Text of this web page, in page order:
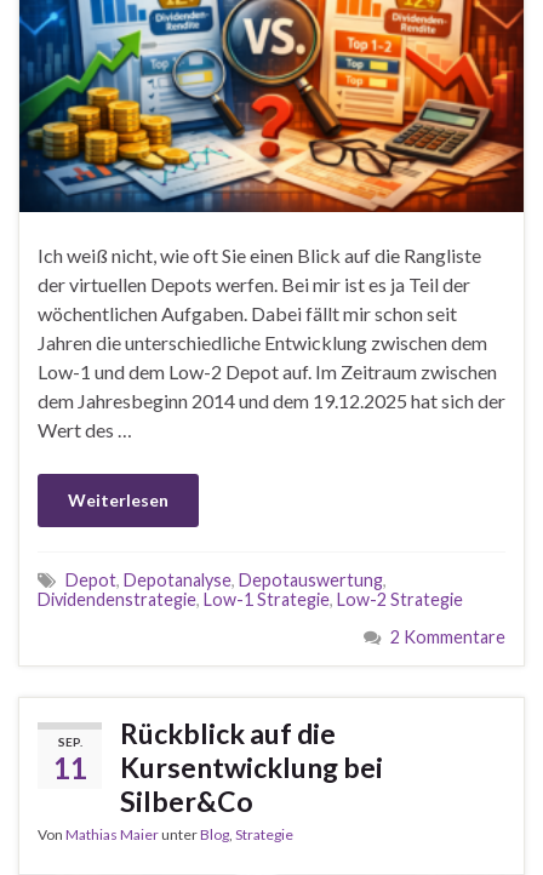
Ich weiß nicht, wie oft Sie einen Blick auf die Rangliste
der virtuellen Depots werfen. Bei mir ist es ja Teil der
wöchentlichen Aufgaben. Dabei fällt mir schon seit
Jahren die unterschiedliche Entwicklung zwischen dem
Low-1 und dem Low-2 Depot auf. Im Zeitraum zwischen
dem Jahresbeginn 2014 und dem 19.12.2025 hat sich der
Wert des …
Weiterlesen
Depot, Depotanalyse, Depotauswertung,
Dividendenstrategie, Low-1 Strategie, Low-2 Strategie
2 Kommentare
SEP.
11
Rückblick auf die
Kursentwicklung bei
Silber&Co
Von Mathias MaierunterBlog Strategie